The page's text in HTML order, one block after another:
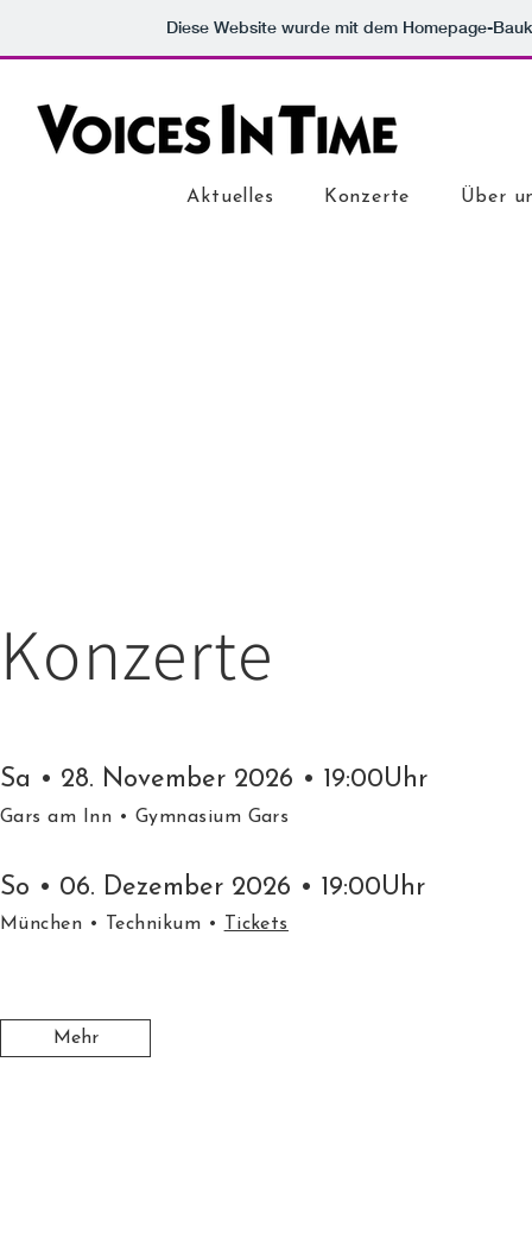
Diese Website wurde mit dem Homepage-
Aktuelles Konzerte Über
Konzerte
Sa • 28. November 2026 • 19:00Uhr
Gars am Inn • Gymnasium Gars
So • 06. Dezember 2026 • 19:00Uhr
München • Technikum • Tickets
Mehr